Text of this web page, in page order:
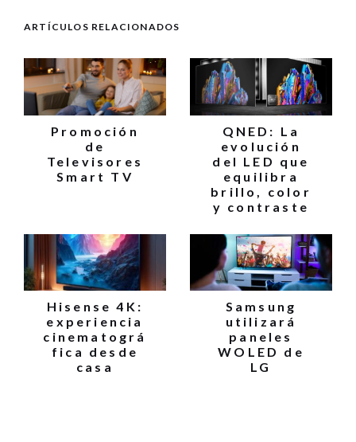
ARTÍCULOS RELACIONADOS
Promoción
de
Televisores
Smart TV
QNED: La
evolución
del LED que
equilibra
brillo, color
y contraste
Hisense 4K:
experiencia
cinematográ
fica desde
casa
Samsung
utilizará
paneles
WOLED de
LG